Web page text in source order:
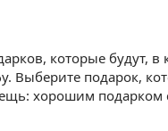
которые будут,
Выберите подарок,
хорошим